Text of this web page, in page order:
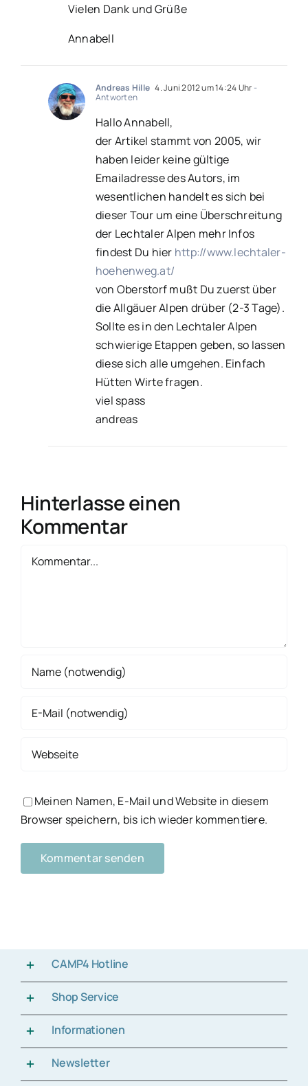
Vielen Dank und Grüße
Annabell
Andreas Hille 4. Juni 2012 um 14:24 Uhr-
Antworten
Hallo Annabell,
der Artikel stammt von 2005, wir
haben leider keine gültige
Emailadresse des Autors, im
wesentlichen handelt es sich bei
dieser Tour um eine Überschreitung
der Lechtaler Alpen mehr Infos
findest Du hier http://www.lechtaler-
hoehenweg.at/
von Oberstorf mußt Du zuerst über
die Allgäuer Alpen drüber (2-3 Tage).
Sollte es in den Lechtaler Alpen
schwierige Etappen geben, so lassen
diese sich alle umgehen. Einfach
Hütten Wirte fragen.
viel spass
andreas
Hinterlasse einen
Kommentar
Meinen Namen, E-Mail und Website in diesem
Browser speichern, bis ich wieder kommentiere.
CAMP4 Hotline
Shop Service
Informationen
Newsletter